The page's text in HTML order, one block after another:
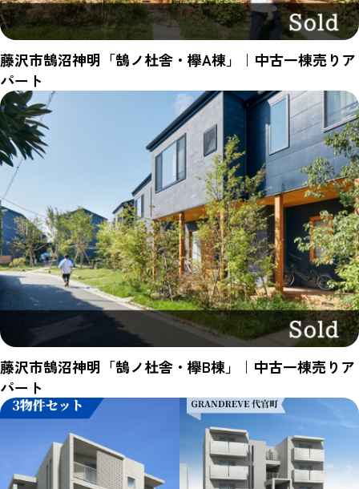
藤沢市鵠沼神明「鵠ノ杜舎・欅A棟」｜中古一棟売りア
パート
藤沢市鵠沼神明「鵠ノ杜舎・欅B棟」｜中古一棟売りア
パート